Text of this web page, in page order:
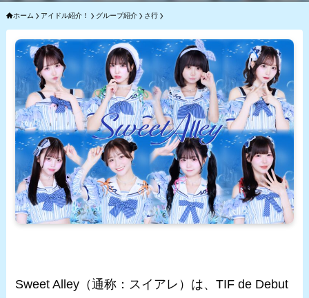
ホーム アイドル紹介！ グループ紹介 さ行
Sweet Alley（通称：スイアレ）は、TIF de Debut